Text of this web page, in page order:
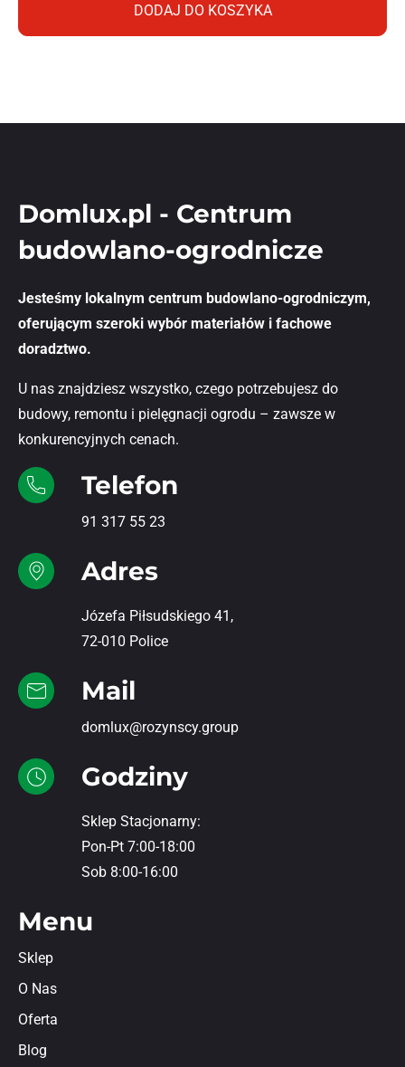
DODAJ DO KOSZYKA
Domlux.pl - Centrum
budowlano-ogrodnicze
Jesteśmy lokalnym centrum budowlano-ogrodniczym,
oferującym szeroki wybór materiałów i fachowe
doradztwo.
U nas znajdziesz wszystko, czego potrzebujesz do
budowy, remontu i pielęgnacji ogrodu – zawsze w
konkurencyjnych cenach.
Telefon
91 317 55 23
Adres
Józefa Piłsudskiego 41,
72-010 Police
Mail
domlux@rozynscy.group
Godziny
Sklep Stacjonarny:
Pon-Pt 7:00-18:00
Sob 8:00-16:00
Menu
Sklep
O Nas
Oferta
Blog